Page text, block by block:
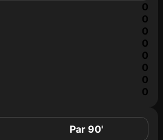
0
0
0
0
0
0
0
0
Par 90'